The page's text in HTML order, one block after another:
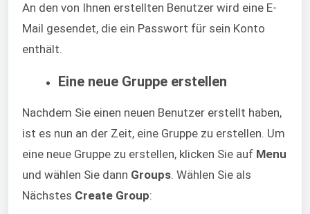
An den von Ihnen erstellten Benutzer wird eine E-
Mail gesendet, die ein Passwort für sein Konto
enthält.
Eine neue Gruppe erstellen
Nachdem Sie einen neuen Benutzer erstellt haben,
ist es nun an der Zeit, eine Gruppe zu erstellen. Um
eine neue Gruppe zu erstellen, klicken Sie auf Menu
und wählen Sie dann Groups. Wählen Sie als
Nächstes Create Group: